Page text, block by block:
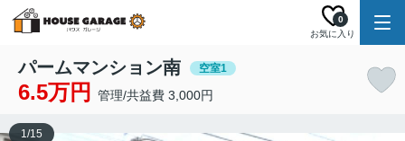
お気に入り
0
パームマンション南 空室1
6.5万円 管理/共益費 3,000円
1/15